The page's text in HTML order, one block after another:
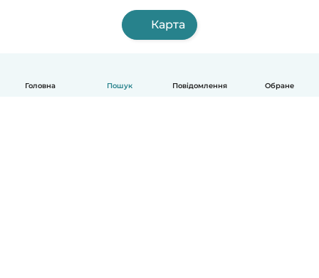
Головна Пошук Повідомлення Обране
Карта